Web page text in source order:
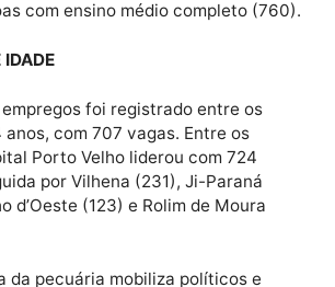
mês de março, com mil novas vagas,
que criou 420 empregos.